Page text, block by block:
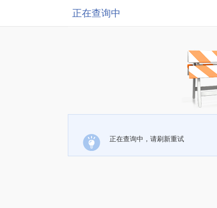
正在查询中
正在查询中，请刷新重试